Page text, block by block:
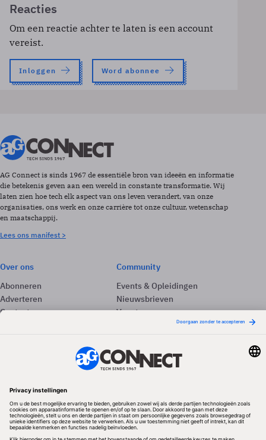
Reacties
Om een reactie achter te laten is een account
vereist.
Inloggen Word abonnee
AG Connect is sinds 1967 de essentiële bron van ideeën en informatie
die betekenis geven aan een wereld in constante transformatie. Wij
laten zien hoe tech elk aspect van ons leven verandert, van onze
organisaties, ons werk en onze carrière tot onze cultuur, wetenschap
en maatschappij.
Lees ons manifest >
Over ons
Abonneren
Adverteren
Contact
Community
Events & Opleidingen
Nieuwsbrieven
Vacatures
Redactionele partner